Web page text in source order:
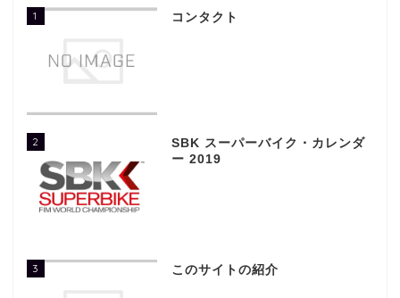
1 コンタクト
2
SBK スーパーバイク・カレンダ
ー 2019
3 このサイトの紹介